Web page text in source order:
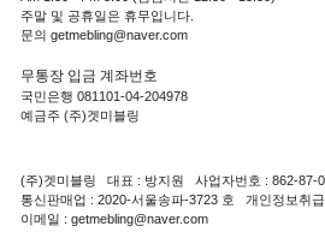
주말 및 공휴일은 휴무입니다.
문의 getmebling@naver.com
무통장 입금 계좌번호
국민은행 081101-04-204978
예금주 (주)겟미블링
(주)겟미블링 대표 : 방지원 사업자번호 : 862-87-
통신판매업 : 2020-서울송파-3723 호 개인정보취
이메일 : getmebling@naver.com